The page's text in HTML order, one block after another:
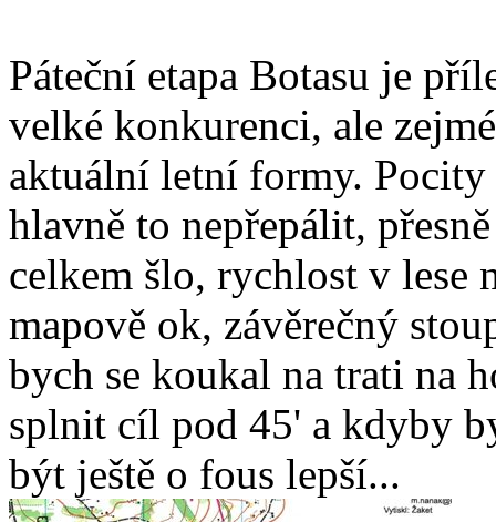
Páteční etapa Botasu je
velké konkurenci, ale
aktuální letní formy.
hlavně to nepřepálit,
celkem šlo, rychlost v lese
mapově ok, závěrečný
bych se koukal na trati na
splnit cíl pod 45' a kdyby
být ještě o fous lepší...